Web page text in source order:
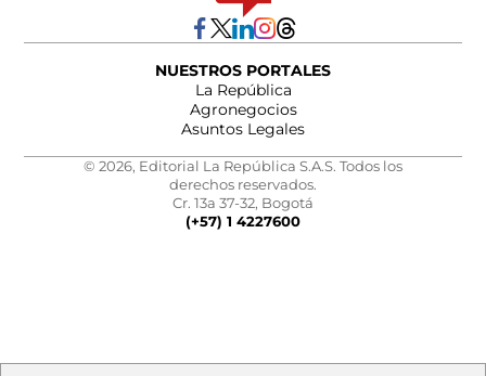
NUESTROS PORTALES
La República
Agronegocios
Asuntos Legales
© 2026, Editorial La República S.A.S. Todos los
derechos reservados.
Cr. 13a 37-32, Bogotá
(+57) 1 4227600